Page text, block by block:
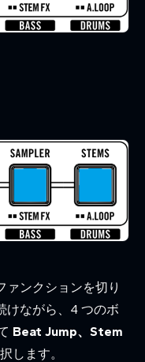
ァンクションを切り
けながら、4 つのボ
Beat Jump、Stem
します。